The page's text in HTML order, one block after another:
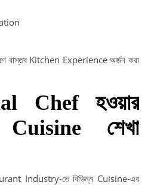
বাস্তব Kitchen Experience অর্জন করা
Chef হওয়ার
শেখা
Industry-তে বিভিন্ন Cuisine-এর